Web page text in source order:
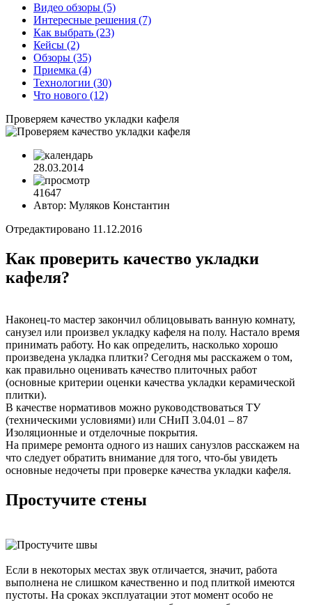
Видео обзоры (5)
Интересные решения (7)
Как выбрать (23)
Кейсы (2)
Обзоры (35)
Приемка (4)
Технологии (30)
Что нового (12)
Проверяем качество укладки кафеля
28.03.2014
41647
Автор: Муляков Константин
Отредактировано 11.12.2016
Как проверить качество укладки
кафеля?
Наконец-то мастер закончил облицовывать ванную комнату,
санузел или произвел укладку кафеля на полу. Настало время
принимать работу. Но как определить, насколько хорошо
произведена укладка плитки? Сегодня мы расскажем о том,
как правильно оценивать качество плиточных работ
(основные критерии оценки качества укладки керамической
плитки).
В качестве нормативов можно руководствоваться ТУ
(техническими условиями) или СНиП 3.04.01 – 87
Изоляционные и отделочные покрытия.
На примере ремонта одного из наших санузлов расскажем на
что следует обратить внимание для того, что-бы увидеть
основные недочеты при проверке качества укладки кафеля.
Простучите стены
Если в некоторых местах звук отличается, значит, работа
выполнена не слишком качественно и под плиткой имеются
пустоты. На сроках эксплуатации этот момент особо не